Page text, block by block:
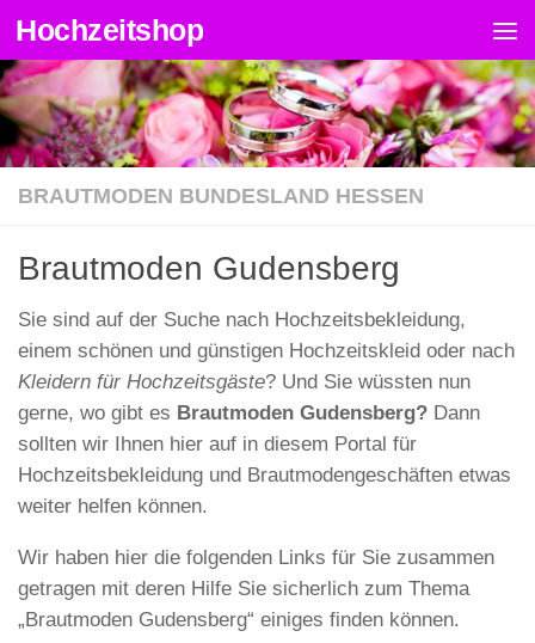
Zum Inhalt springen
Hochzeitshop
BRAUTMODEN BUNDESLAND HESSEN
Brautmoden Gudensberg
Sie sind auf der Suche nach Hochzeitsbekleidung,
einem schönen und günstigen Hochzeitskleid oder nach
Kleidern für Hochzeitsgäste? Und Sie wüssten nun
gerne, wo gibt es Brautmoden Gudensberg? Dann
sollten wir Ihnen hier auf in diesem Portal für
Hochzeitsbekleidung und Brautmodengeschäften etwas
weiter helfen können.
Wir haben hier die folgenden Links für Sie zusammen
getragen mit deren Hilfe Sie sicherlich zum Thema
„Brautmoden Gudensberg“ einiges finden können.